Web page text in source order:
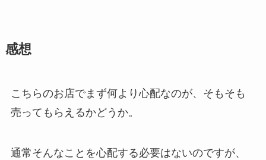
感想
こちらのお店でまず何より心配なのが、そもそも
売ってもらえるかどうか。
通常そんなことを心配する必要はないのですが、